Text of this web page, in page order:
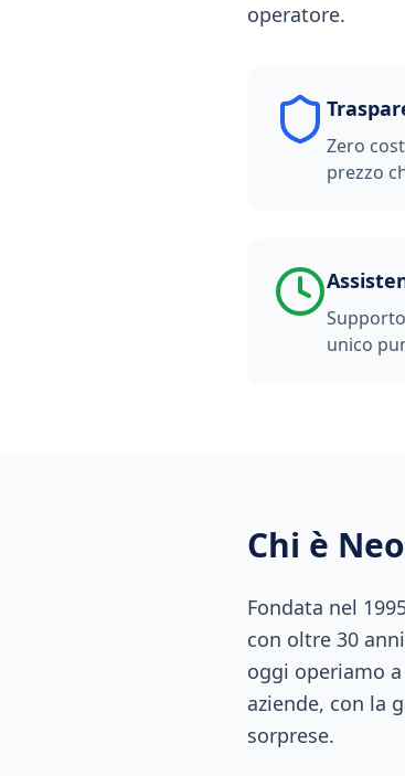
operatore.
Zero
prezzo
unico
Chi è
Fondata nel
con oltre 30
oggi operiamo
aziende, con la
sorprese.